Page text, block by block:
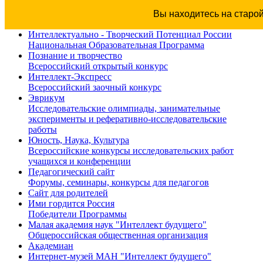
Вы находитесь на
Интеллектуально - Творческий Потенциал России
Национальная Образовательная Программа
Познание и творчество
Всероссийский открытый конкурс
Интеллект-Экспресс
Всероссийский заочный конкурс
Эврикум
Исследовательские олимпиады, занимательные
эксперименты и реферативно-исследовательские
работы
Юность, Наука, Культура
Всероссийские конкурсы исследовательских работ
учащихся и конференции
Педагогический сайт
Форумы, семинары, конкурсы для педагогов
Сайт для родителей
Ими гордится Россия
Победители Программы
Малая академия наук "Интеллект будущего"
Общероссийская общественная организация
Академиан
Интернет-музей МАН "Интеллект будущего"